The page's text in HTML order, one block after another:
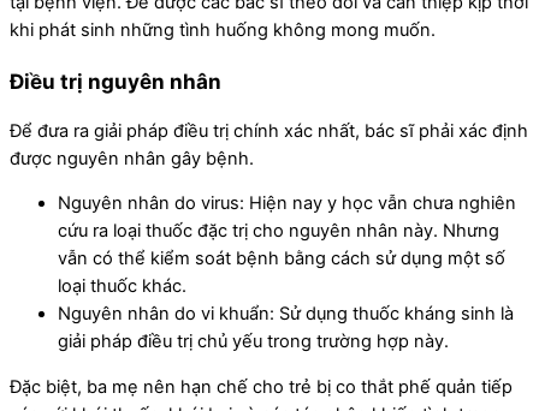
khi phát sinh những tình huống không mong muốn.
Điều trị nguyên nhân
Để đưa ra giải pháp điều trị chính xác nhất, bác sĩ phải xác định
được nguyên nhân gây bệnh.
Nguyên nhân do virus: Hiện nay y học vẫn chưa nghiên
cứu ra loại thuốc đặc trị cho nguyên nhân này. Nhưng
vẫn có thể kiểm soát bệnh bằng cách sử dụng một số
loại thuốc khác.
Nguyên nhân do vi khuẩn: Sử dụng thuốc kháng sinh là
giải pháp điều trị chủ yếu trong trường hợp này.
Đặc biệt, ba mẹ nên hạn chế cho trẻ bị co thắt phế quản tiếp